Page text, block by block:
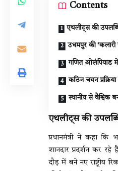
Contents
एथलीट्स की
उधमपुर की ‘कलारी
गणित ओलंपियाड में
कठिन चयन
स्थानीय से वैश्विक
एथलीट्स की
प्रधानमंत्री ने कहा कि
शानदार प्रदर्शन कर
दौड़ में बने नए राष्ट्रीय